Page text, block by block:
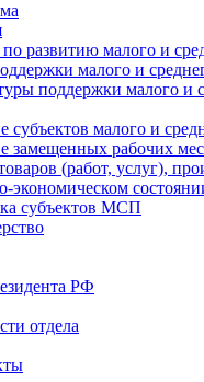
развитию малого и
малого и
поддержки малого и
малого и
замещенных рабочих
(работ, услуг),
субъектов МСП
РФ
отдела